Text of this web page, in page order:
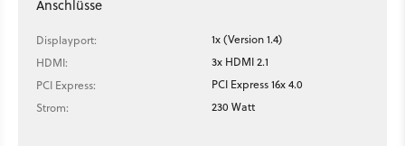
Anschlüsse
Displayport:
1x (Version 1.4)
HDMI:
3x HDMI 2.1
PCI Express:
PCI Express 16x 4.0
Strom:
230 Watt